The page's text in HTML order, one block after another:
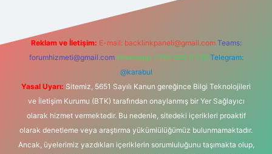
Reklam ve İletişim: E-mail: backlinkpaneli@gmail.com Teams:
forumhizmeti@gmail.com Whatsapp: 0262 606 0 726 Telegram:
@karabul
Yasal Uyarı: Sitemiz, 5651 Sayılı Kanun gereğince Bilgi Teknolojileri
ve İletişim Kurumu (BTK) tarafından onaylanmış bir Yer Sağlayıcı
olarak hizmet vermektedir. Bu nedenle, sitedeki içerikleri proaktif
olarak denetleme veya araştırma yükümlülüğümüz bulunmamaktadır.
Ancak, üyelerimiz yazdıkları içeriklerin sorumluluğunu taşımakta olup,